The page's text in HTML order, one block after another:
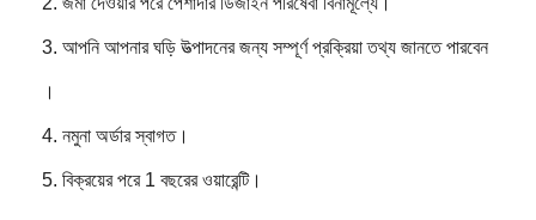
3. আপনি আপনার ঘড়ি উত্পাদনের জন্য সম্পূর্ণ প্রক্রিয়া তথ্য জানতে পারবেন
।
4. নমুনা অর্ডার স্বাগত।
5. বিক্রয়ের পরে 1 বছরের ওয়ারেন্টি।